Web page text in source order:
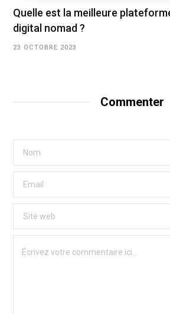
Quelle est la meilleure
digital nomad ?
23 OCTOBRE 2023
Commenter